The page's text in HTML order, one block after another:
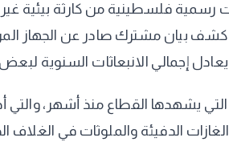
فلسطينية من كارثة بيئية
كشف بيان مشترك صادر عن الجهاز
يشهدها القطاع منذ أشهر، والتي
الدفيئة والملوثات في الغلاف